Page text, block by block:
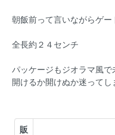
朝飯前って言いながらゲー
全長約２４センチ
パッケージもジオラマ風で
開けるか開けぬか迷ってし
販